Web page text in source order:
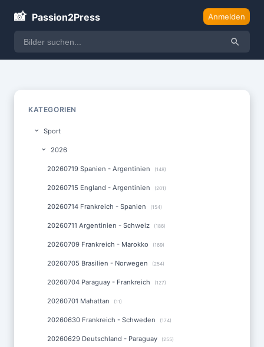
📸 Passion2Press Anmelden
KATEGORIEN
Sport
2026
20260719 Spanien - Argentinien (148)
20260715 England - Argentinien (201)
20260714 Frankreich - Spanien (154)
20260711 Argentinien - Schweiz (186)
20260709 Frankreich - Marokko (169)
20260705 Brasilien - Norwegen (254)
20260704 Paraguay - Frankreich (127)
20260701 Mahattan (11)
20260630 Frankreich - Schweden (174)
20260629 Deutschland - Paraguay (255)